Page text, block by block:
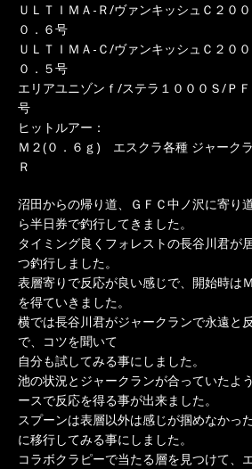
ＵＬＴＩＭＡ-Ｒ/ヴァンキッシュＣ２０
０．６号
ＵＬＴＩＭＡ-Ｃ/ヴァンキッシュＣ２０
０．５号
エリアユニゾンｆ/ステラ１０００Ｓ/Ｐ
号
ヒットルアー：
Ｍ２(０．６ｇ) エスクラ各種 ジャーク
Ｒ
沼田からの帰り道、ＧＦＣ中ノ沢に寄り
ら半日券で釣行してきました。
タイミング良くフォレストの長谷川君が
つ釣行しました。
表層寄りで反応が良い感じで、開始時は
を得ていきました。
横では長谷川君がジャークランで永遠と
で、コツを聞いて
自分も試してみる事にしました。
池の状況とジャークランが合っていたよ
ースで反応を得る事が出来ました。
スプーンは表層以外は感じが掴めなかっ
に移行してみる事にしました。
コラボクラピーで当たる層を見つけて、